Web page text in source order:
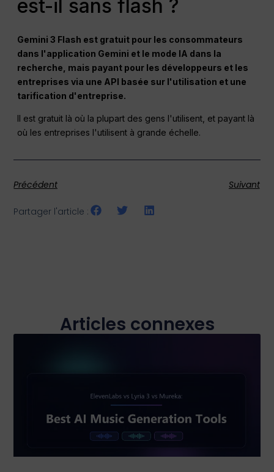
est-il sans flash ?
Gemini 3 Flash est gratuit pour les consommateurs
dans l'application Gemini et le mode IA dans la
recherche, mais payant pour les développeurs et les
entreprises via une API basée sur l'utilisation et une
tarification d'entreprise.
Il est gratuit là où la plupart des gens l'utilisent, et payant là
où les entreprises l'utilisent à grande échelle.
Précédent Suivant
Partager l'article :
Articles connexes